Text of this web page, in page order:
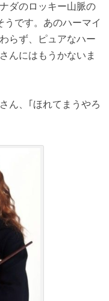
ダのロッキー山脈の
です。あのハーマイ
らず、ピュアなハー
んにはもうかないま
ん、｢ほれてまうやろ